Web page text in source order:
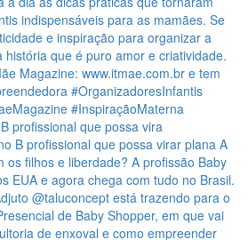
profissional que possa vira